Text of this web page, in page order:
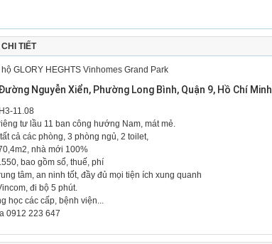
TIẾT
GLORY HEGHTS Vinhomes Grand Park
Nguyễn Xiển, Phường Long Bình, Quận 9, Hồ Chí Minh
11.08
tư lầu 11 ban công hướng Nam, mát mẻ.
cả các phòng, 3 phòng ngủ, 2 toilet,
nhà mới 100%
bao gồm sổ, thuế, phí
tâm, an ninh tốt, đầy đủ mọi tiện ích xung quanh
đi bộ 5 phút.
học các cấp, bệnh viện...
0912 223 647